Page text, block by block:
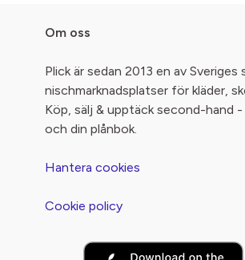
Om oss
Plick är sedan 2013 en av Sveriges
nischmarknadsplatser för kläder,
Köp, sälj & upptäck second-hand
och din plånbok.
Hantera cookies
Cookie policy